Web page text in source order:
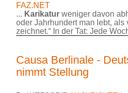
FAZ.NET
... Karikatur weniger davon
oder Jahrhundert man lebt,
zeichnet.“ In der Tat: Jede
Causa Berlinale -
nimmt Stellung